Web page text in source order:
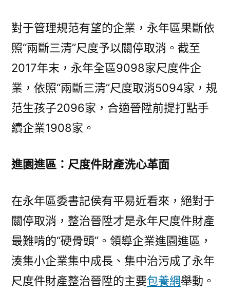
對于管理規范有望的企業，永年區果斷依
照“兩斷三清”尺度予以關停取消。截至
2017年末，永年全區9098家尺度件企
業，依照“兩斷三清”尺度取消5094家，規
范生孩子2096家，合適晉陞前提打點手
續企業1908家。
進園進區：尺度件財產洗心革面
在永年區委書記侯有平易近看來，絕對于
關停取消，整治晉陞才是永年尺度件財產
最難啃的“硬骨頭”。領導企業進園進區，
湊集小企業集中成長、集中治污成了永年
尺度件財產整治晉陞的主要包養網舉動。